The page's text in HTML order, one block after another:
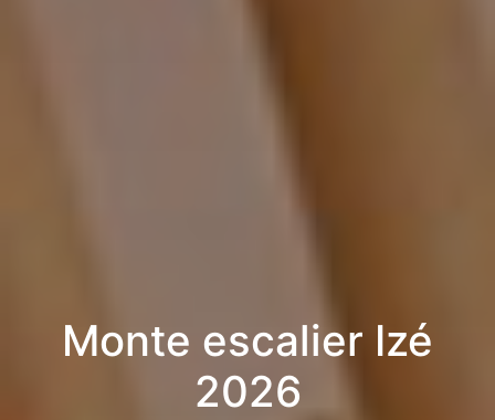
Monte escalier Izé
2026